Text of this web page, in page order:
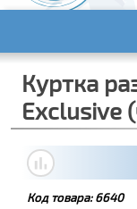
Куртка
Exclusive
Код товара: 6640